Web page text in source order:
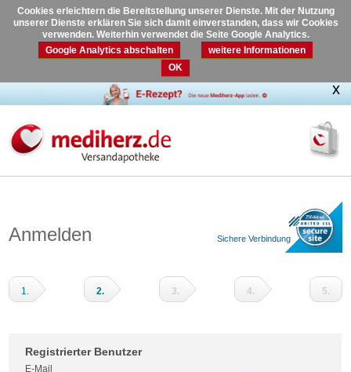
Cookies erleichtern die Bereitstellung unserer Dienste. Mit der Nutzung
unserer Dienste erklären Sie sich damit einverstanden, dass wir Cookies
verwenden. Weiterhin verwendet die Seite Google Analytics.
Google Analytics abschalten
weitere Informationen
OK
Anmelden Sichere Verbindung
1. 2. 3. 4. 5.
Registrierter Benutzer
E-Mail